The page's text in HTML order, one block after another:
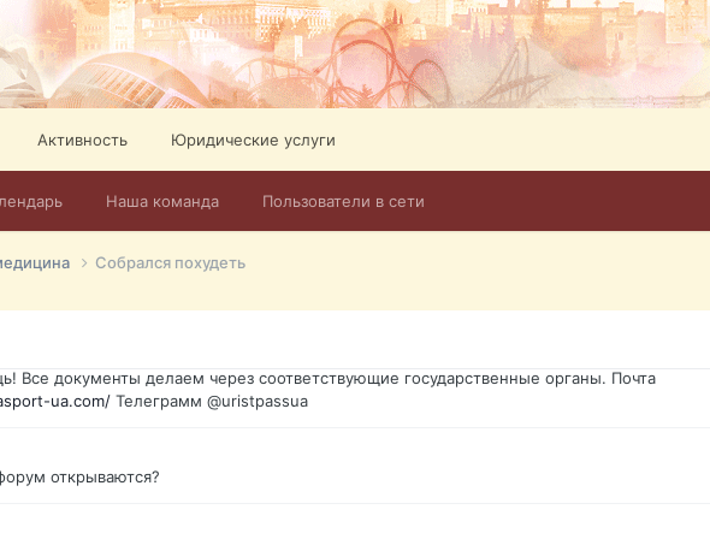
Наша команда Пользователи в сети
Активность Юридические услуги
Собрался похудеть
384-339
свой аккаунт из этого форума?т из э
и возникла необходимость в оформлении документов, то мы поможем Вам! Паспорт
Все документы делаем через соответствующие государственные органы. Почта
ua.com/ Телеграмм @uristpassua
открываются?